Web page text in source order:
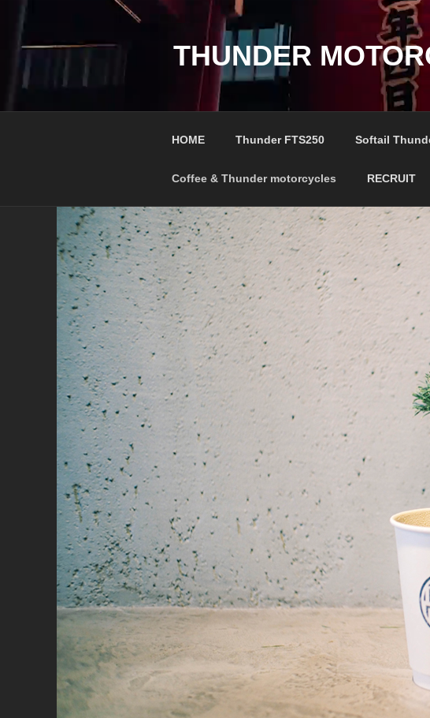
THUNDER
HOME Thunder FTS250 Softail
Coffee & Thunder motorcycles RECRUIT